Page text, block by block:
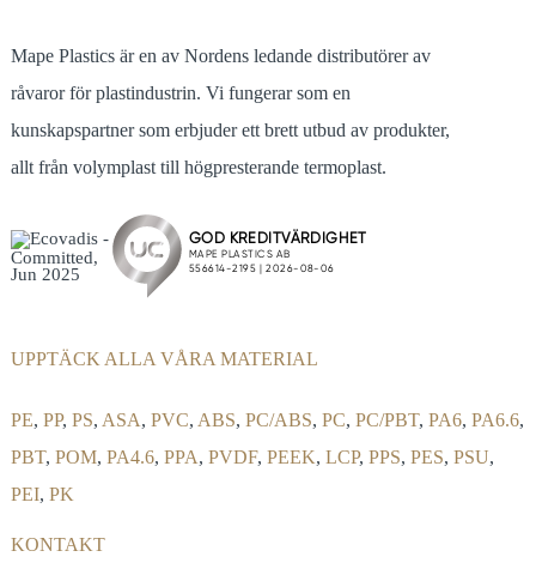
Mape Plastics är en av Nordens ledande distributörer av
råvaror för plastindustrin. Vi fungerar som en
kunskapspartner som erbjuder ett brett utbud av produkter,
allt från volymplast till högpresterande termoplast.
UPPTÄCK ALLA VÅRA MATERIAL
PE,PP,PS, ASA,PVC, ABS,PC/ABS,PC,PC/PBT,PA6,PA6.6,
PBT,POM,PA4.6,PPA,PVDF,PEEK,LCP,PPS,PES,PSU,
PEI,PK
KONTAKT